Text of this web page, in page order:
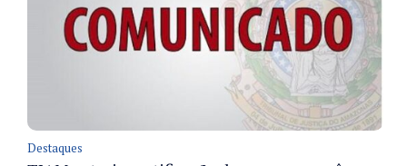
Destaques